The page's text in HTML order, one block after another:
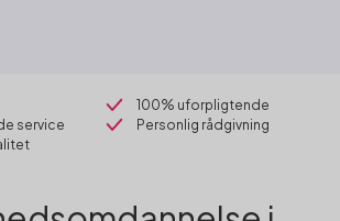
100% uforpligtende
service
Personlig rådgivning